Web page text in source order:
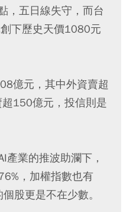
，五日線失守，而台
下歷史天價1080元
億元，其中外資賣超
150億元，投信則是
業的推波助瀾下，
，加權指數也有
股更是不在少數。